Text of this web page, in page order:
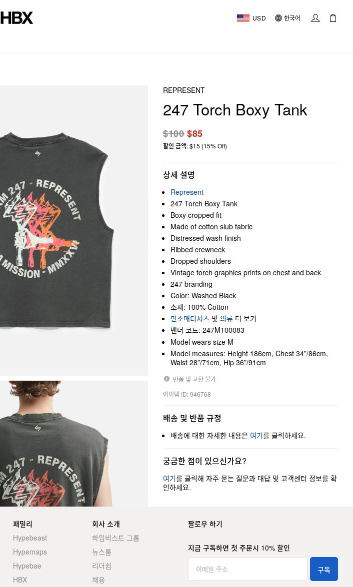
USD 한국어
REPRESENT
247 Torch Boxy Tank
$100$85
할인 금액: $15 (15% Off)
상세 설명
Represent
247 Torch Boxy Tank
Boxy cropped fit
Made of cotton slub fabric
Distressed wash finish
Ribbed crewneck
Dropped shoulders
Vintage torch graphics prints on chest and back
247 branding
Color: Washed Black
소재: 100% Cotton
민소매티셔츠 및 의류 더 보기
벤더 코드: 247M100083
Model wears size M
Model measures: Height 186cm, Chest 34”/86cm,
Waist 28”/71cm, Hip 36”/91cm
반품 및 교환 불가
아이템 ID: 946768
배송 및 반품 규정
배송에 대한 자세한 내용은 여기를 클릭하세요.
궁금한 점이 있으신가요?
여기를 클릭해 자주 묻는 질문과 대답 및 고객센터 정보를 확
인하세요.
패밀리
Hypebeast
Hypemaps
Hypebae
HBX
회사 소개
하입비스트 그룹
뉴스룸
리더쉽
채용
팔로우 하기
지금 구독하면 첫 주문시 10% 할인
구독